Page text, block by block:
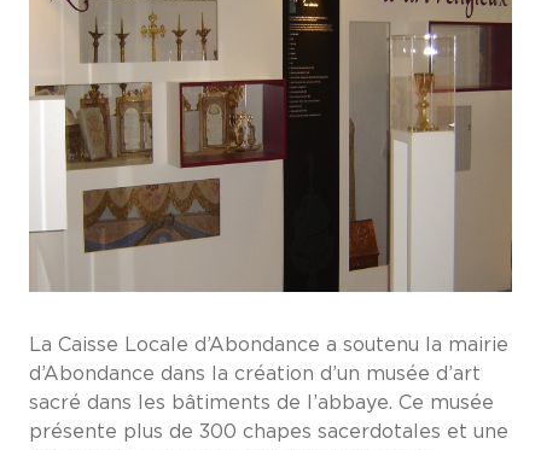
La Caisse Locale d’Abondance a soutenu la mairie
d’Abondance dans la création d’un musée d’art
sacré dans les bâtiments de l’abbaye. Ce musée
présente plus de 300 chapes sacerdotales et une